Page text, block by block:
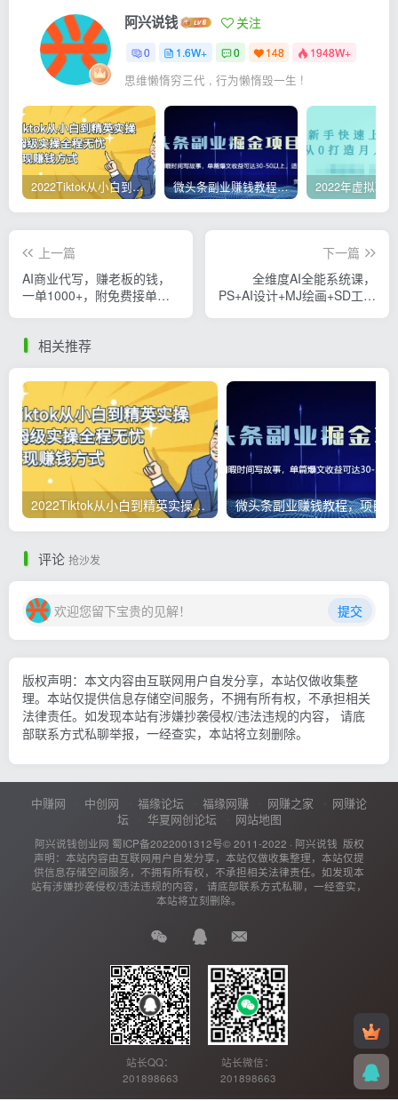
阿兴说钱 关注
0 1.6W+ 0 148 1948W+
思维懒惰穷三代 , 行为懒惰毁一生 !
2022Tiktok从小白到精英实操，0-1保姆级实操全程无忧，多种变现赚钱方式 微头条副业赚钱教程，项目单号单天做到50-100+收益
上一篇
AI商业代写，赚老板的钱，
一单1000+，附免费接单渠
下一篇
全维度AI全能系统课，
PS+AI设计+MJ绘画+SD工作
相关推荐
2022Tiktok从小白到精英实操，0-1保姆级实操全程无忧，多种变现赚钱方式
评论 抢沙发
欢迎您留下宝贵的见解！ 提交
版权声明：本文内容由互联网用户自发分享，本站仅做收集整
理。本站仅提供信息存储空间服务，不拥有所有权，不承担相关
法律责任。如发现本站有涉嫌抄袭侵权/违法违规的内容， 请底
部联系方式私聊举报，一经查实，本站将立刻删除。
中赚网 中创网 福缘论坛 福缘网赚 网赚之家
网赚论
坛
华夏网创论坛 网站地图
阿兴说钱创业网 蜀ICP备2022001312号© 2011-2022 · 阿兴说钱 版权
声明：本站内容由互联网用户自发分享，本站仅做收集整理，本站仅提
供信息存储空间服务，不拥有所有权，不承担相关法律责任。如发现本
站有涉嫌抄袭侵权/违法违规的内容， 请底部联系方式私聊，一经查实，
本站将立刻删除。
站长QQ：
201898663
站长微信：
201898663